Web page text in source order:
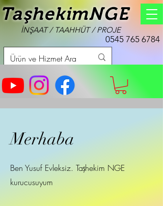
TaşhekimNGE
İNŞAAT / TAAHHÜT / PROJE
0545 765 6784
Merhaba
Ben Yusuf Evleksiz. Taşhekim NGE
kurucusuyum